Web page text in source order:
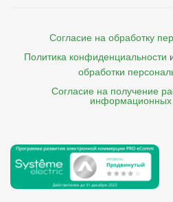
Согласие на обработку
Политика конфиденциальности
обработки
Согласие на получение